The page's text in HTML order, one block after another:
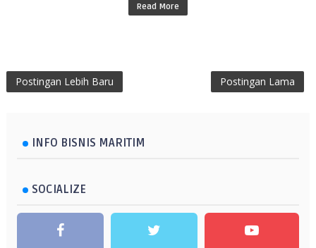
Read More
Postingan Lebih Baru Postingan Lama
INFO BISNIS MARITIM
SOCIALIZE